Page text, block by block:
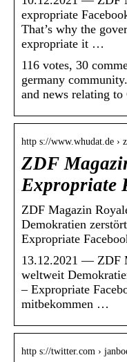
expropriate
That’s why the
expropriate it …
116 votes, 30
germany
and news relating
http s://www.whudat.de ›
ZDF
Expropriate
ZDF Magazin
Demokratien
Expropriate
13.12.2021 — ZDF
weltweit
– Expropriate
mitbekommen …
http s://twitter.com ›